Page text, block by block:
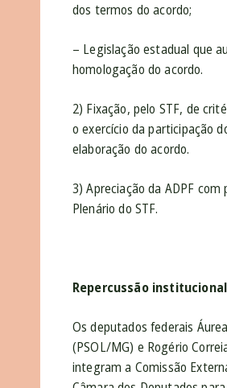
dos termos do acordo;
– Legislação estadual que
homologação do acordo.
2) Fixação, pelo STF, de
o exercício da participação
elaboração do acordo.
3) Apreciação da ADPF com
Plenário do STF.
Repercussão institucional
Os deputados federais
(PSOL/MG) e Rogério
integram a Comissão